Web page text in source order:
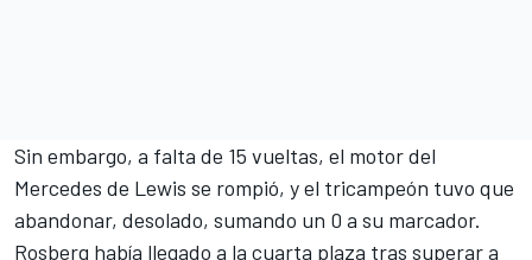
Sin embargo, a falta de 15 vueltas, el motor del
Mercedes de Lewis se rompió, y el tricampeón tuvo que
abandonar, desolado, sumando un 0 a su marcador.
Rosberg había llegado a la cuarta plaza tras superar a